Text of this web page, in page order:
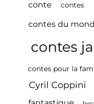
conte contes
contes du
contes
contes pour la
Cyril Coppini